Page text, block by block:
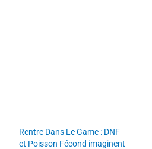
Rentre Dans Le Game : DNF
et Poisson Fécond imaginent